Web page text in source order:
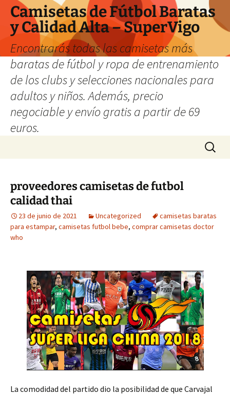
Camisetas de Fútbol Baratas
y Calidad Alta – SuperVigo
Encontrarás todas las camisetas más
baratas de fútbol y ropa de entrenamiento
de los clubs y selecciones nacionales para
adultos y niños. Además, precio
negociable y envío gratis a partir de 69
euros.
Buscar:
proveedores camisetas de futbol
calidad thai
23 de junio de 2021 Uncategorized
camisetas baratas
para estampar, camisetas futbol bebe, comprar camisetas doctor
who
La comodidad del partido dio la posibilidad de que Carvajal